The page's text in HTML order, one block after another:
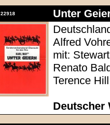
22918
Unter
Alfred
mit:
Renato
Terence
Deutscher